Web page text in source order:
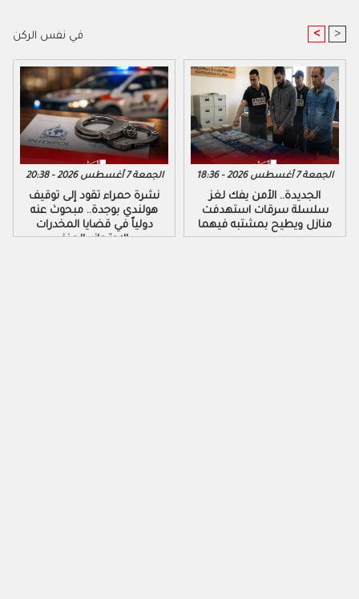
في نفس الركن < >
الجمعة 7 أغسطس 2026 - 20:38
نشرة حمراء تقود إلى توقيف
هولندي بوجدة.. مبحوث عنه
دولياً في قضايا المخدرات
والاحتجاز والعنف
الجمعة 7 أغسطس 2026 - 18:36
الجديدة.. الأمن يفك لغز
سلسلة سرقات استهدفت
منازل ويطيح بمشتبه فيهما